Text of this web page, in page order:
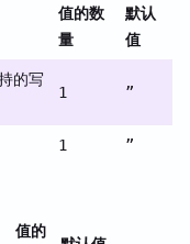
值的数
量
默认
值
的写
1 ”
1 ”
值的